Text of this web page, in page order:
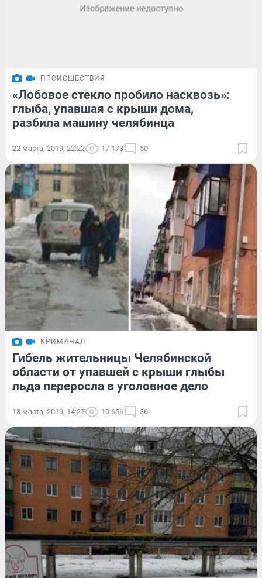
ПРОИСШЕСТВИЯ
«Лобовое стекло пробило насквозь»:
глыба, упавшая с крыши дома,
разбила машину челябинца
22 марта, 2019, 22:22 17 173 50
КРИМИНАЛ
Гибель жительницы Челябинской
области от упавшей с крыши глыбы
льда переросла в уголовное дело
13 марта, 2019, 14:27 10 656 36